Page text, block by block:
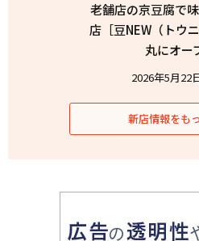
老舗店の京豆腐で
店［豆NEW（トウ
丸にオー
2026年5月22
新店情報をも